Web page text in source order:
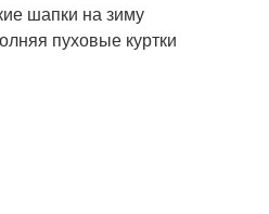
шапки на зиму
пуховые куртки